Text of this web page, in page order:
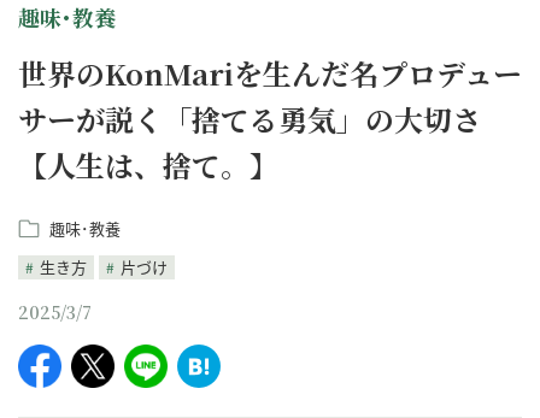
趣味･教養
世界のKonMariを生んだ名プロデュー
サーが説く「捨てる勇気」の大切さ
【人生は、捨て。】
趣味･教養
生き方
片づけ
2025/3/7